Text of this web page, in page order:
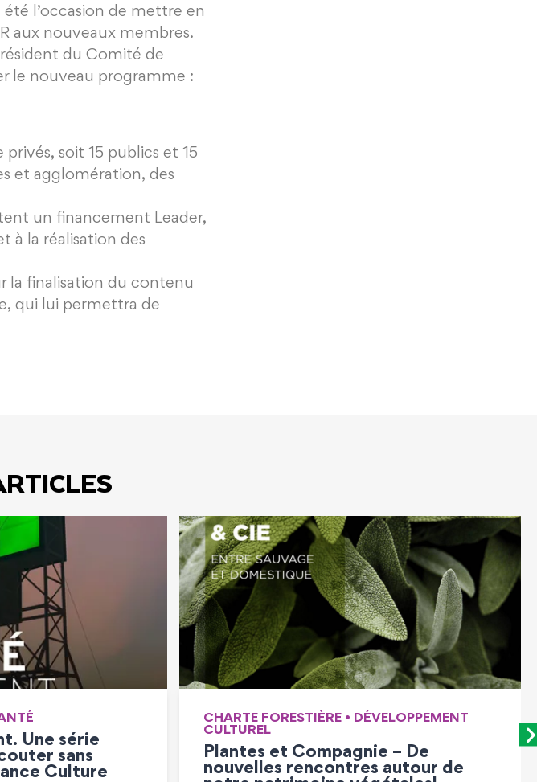
l’occasion de mettre en
aux nouveaux membres.
du Comité de
le nouveau programme :
soit 15 publics et 15
et agglomération, des
un financement Leader,
à la réalisation des
la finalisation du contenu
qui lui permettra de
DÉVELOPPEMENT
– De
autour de
CHARTE FORESTIÈRE
Réunion d’information sur le risque
incendie à destination des élus